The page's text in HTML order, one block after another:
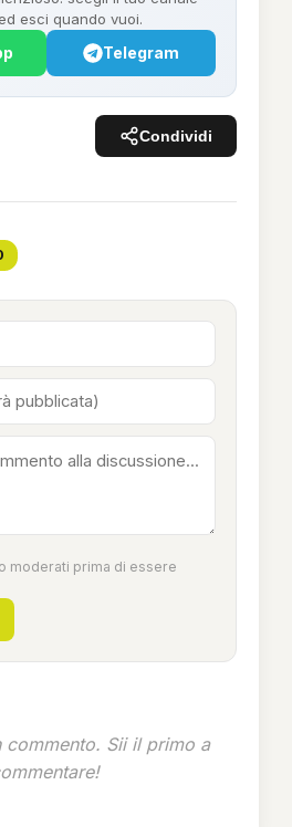
esci quando vuoi.
Telegram
Condividi
moderati prima di essere
commento. Sii il primo a